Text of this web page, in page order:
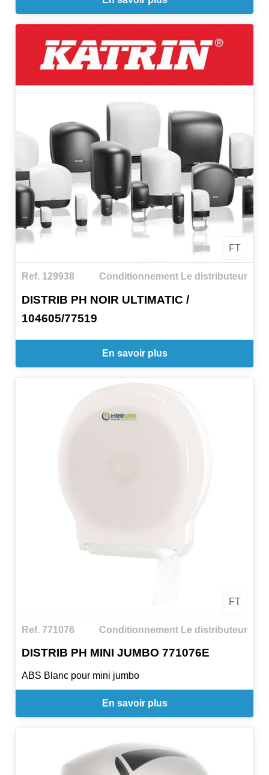
FT
Ref. 129938 Conditionnement Le distributeur
DISTRIB PH NOIR ULTIMATIC /
104605/77519
En savoir plus
FT
Ref. 771076 Conditionnement Le distributeur
DISTRIB PH MINI JUMBO 771076E
ABS Blanc pour mini jumbo
En savoir plus